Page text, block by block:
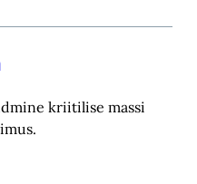
kriitilise massi